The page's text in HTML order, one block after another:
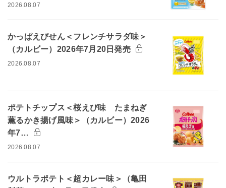
2026.08.07
かっぱえびせん＜フレンチサラダ味＞
（カルビー）2026年7月20日発売
2026.08.07
ポテトチップス＜桜えび味 たまねぎ
薫るかき揚げ風味＞（カルビー）2026
年7…
2026.08.07
ウルトラポテト＜超カレー味＞（亀田